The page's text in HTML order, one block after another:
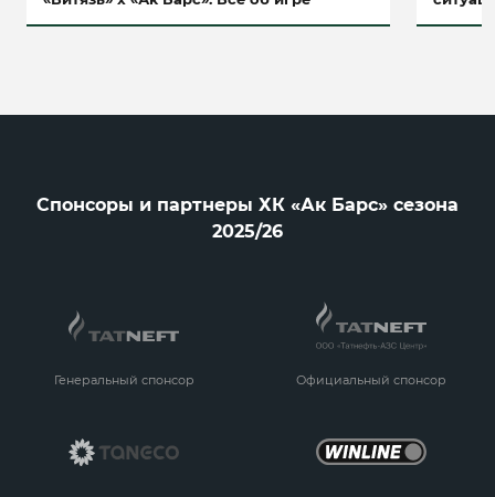
Спонсоры и партнеры ХК «Ак Барс» сезона
2025/26
Генеральный спонсор Официальный спонсор